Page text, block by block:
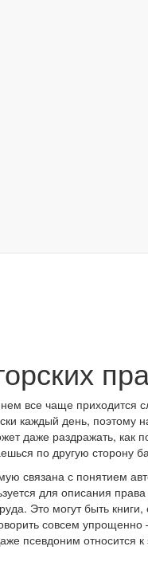
все чаще приходится
каждый день, поэтому
даже раздражать, как
по другую сторону
связана с понятием
для описания
Это могут быть
совсем
псевдоним относится